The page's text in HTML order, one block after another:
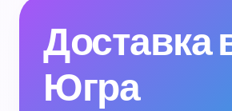
Доставка
Югра